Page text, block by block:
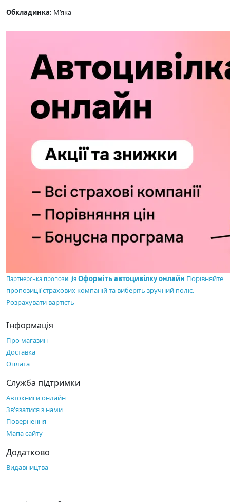
Обкладинка: М’яка
Партнерська пропозиція Оформіть автоцивілку онлайн Порівняйте
пропозиції страхових компаній та виберіть зручний поліс.
Розрахувати вартість
Інформація
Про магазин
Доставка
Оплата
Служба підтримки
Автокниги онлайн
Зв'язатися з нами
Повернення
Мапа сайту
Додатково
Видавництва